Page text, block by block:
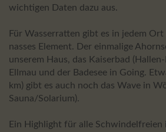
wichtigen Daten dazu aus.
Für Wasserratten gibt es in jedem
nasses Element. Der einmalige
unserem Haus, das Kaiserbad
Ellmau und der Badesee in Going.
km) gibt es auch noch das Wave in
Sauna/Solarium).
Ein Highlight für alle Schwindelfreien